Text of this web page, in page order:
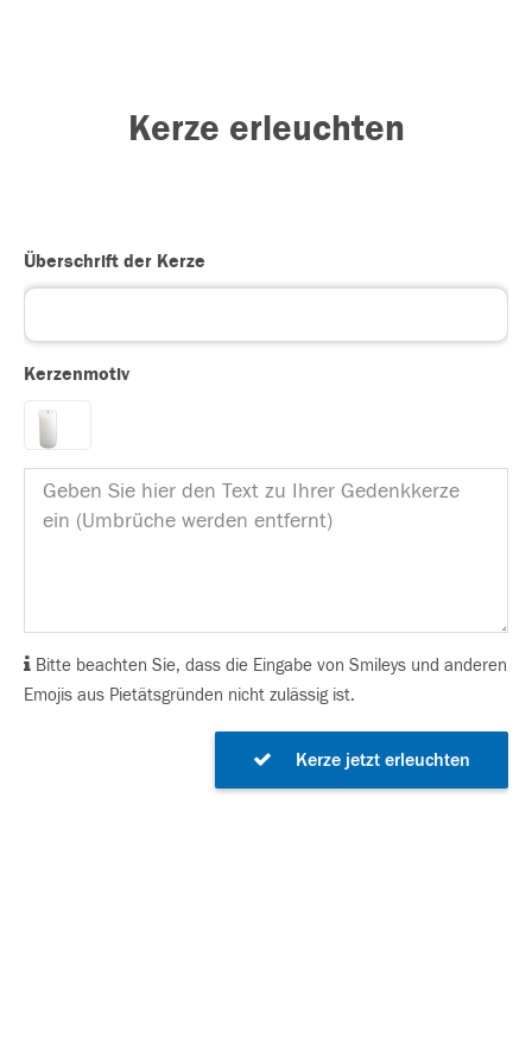
Kerze erleuchten
Überschrift der Kerze
Kerzenmotiv
Bitte beachten Sie, dass die Eingabe von Smileys und anderen
Emojis aus Pietätsgründen nicht zulässig ist.
Kerze jetzt erleuchten